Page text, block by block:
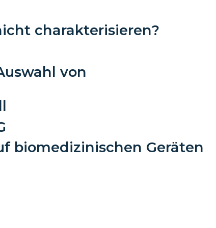
charakterisieren?
von
biomedizinischen Geräten